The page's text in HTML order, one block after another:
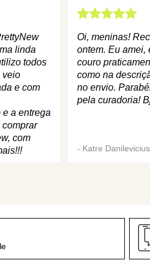
linda
todos
veio
e com
a entrega
comprar
com
Oi, meninas!
ontem. Eu amei,
couro
como na
no envio.
pela curadoria!
- Katre Danilevicius